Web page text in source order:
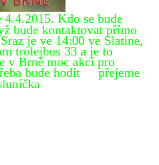
4.4.2015. Kdo se bude
bude kontaktovat přímo
je ve 14:00 ve Slatine,
trolejbus 33 a je to
v Brně moc akcí pro
bude hodit
přejeme